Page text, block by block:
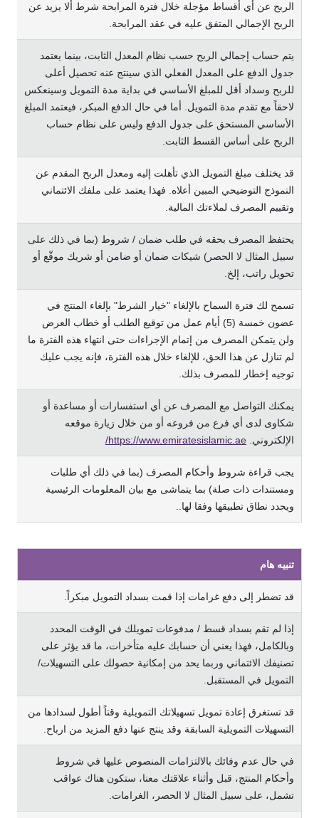
الربح عن أي أقساط مؤجلة خلال فترة المرابحة شرط ألا يزيد عن
الربح الإجمالي المتفق عليه في عقد المرابحة.
يتم حساب إجمالي الربح حسب نظام المعدل الثابت، بينما يعتمد
جدول الدفع على المعدل الفعلي الذي سينتج عنه تحصيل أعلى
للربح وسداد أقل للمبلغ الأساسي في بداية مدة التمويل وسينعكس
لاحقاً مع تقدم مدة التمويل. أما في حال الدفع المبكر، فيعتمد المبلغ
الأساسي المستحق على جدول الدفع وليس على نظام حساب
الربح على أساس القسط الثابت.
قد يختلف مبلغ التمويل الذي تأهلت إليه ومعدل الربح المقدم عن
النموذج التوضيحي المبين أعلاه. فهذا يعتمد على ملفك الائتماني
وتقييم المصرف لملاءتك المالية.
يحتفظ المصرف بحقه في طلب ضمان / شروط (بما في ذلك على
سبيل المثال لا الحصر) شيكات ضمان أو ضامن أو شريك موقّع أو
تحويل راتب، إلخ.
تسمح لك فترة السماح بالإلغاء "خيار الشرط" بإلغاء المنتج في
عضون خمسة (5) أيام عمل من توقيع الطلب أو خطاب العرض
ولن يتمكن المصرف من إتمام الإجراءات حتى انتهاء هذه الفترة ما
لم تنازل عن هذا الحق، للإلغاء خلال هذه الفترة، فإنه يجب عليك
توجيه إخطار للمصرف بذلك.
يمكنك التواصل مع المصرف عن أي استفسارات أو مساعدة أو
شكاوى لدى أي فرع من فروعه أو من خلال زيارة موقعه
الإلكتروني. https://www.emiratesislamic.ae/
يجب قراءة شروط وأحكام المصرف (بما في ذلك أي طلبات
ومستندات ذات صلة) بما يتماشى مع بيان المعلومات الرئيسية
ويحدد نطاق تطبيقها وفقا لها..
تنبيه هام
ﻗﺪ ﺗﻀﻄﺮ إﻟﻰ دﻓﻊ ﻏﺮاﻣﺎت إذا ﻗﻤﺖ ﺑﺴﺪاد اﻟﺘﻤﻮﻳﻞ ﻣﺒﻜﺮاً.
إذا ﻟﻢ ﺗﻘﻢ ﺑﺴﺪاد ﻗﺴﻂ / ﻣﺪﻓﻮﻋﺎت ﺗﻤﻮﻳﻠﻚ ﻓﻲ اﻟﻮﻗﺖ اﻟﻤﺤﺪد
وﺑﺎﻟﻜﺎﻣﻞ، ﻓﻬﺬا ﻳﻌﻨﻲ أن ﺣﺴﺎﺑﻚ ﻋﻠﻴﻪ ﻣﺘﺄﺧﺮات، ﻣﺎ ﻗﺪ ﻳﺆﺛﺮ ﻋﻠﻰ
ﺗﺼﻨﻴﻔﻚ اﻻﺋﺘﻤﺎﻧﻲ ورﺑﻤﺎ ﻳﺤﺪ ﻣﻦ إﻣﻜﺎﻧﻴﺔ ﺣﺼﻮﻟﻚ ﻋﻠﻰ اﻟﺘﺴﻬﻴﻼت/
اﻟﺘﻤﻮﻳﻞ ﻓﻲ اﻟﻤﺴﺘﻘﺒﻞ.
ﻗﺪ ﺗﺴﺘﻐﺮق إﻋﺎدة ﺗﻤﻮﻳﻞ ﺗﺴﻬﻴﻼﺗﻚ اﻟﺘﻤﻮﻳﻠﻴﺔ وﻗﺘﺎً أﻃﻮل ﻟﺴﺪادﻫﺎ ﻣﻦ
اﻟﺘﺴﻬﻴﻼت اﻟﺘﻤﻮﻳﻠﻴﺔ اﻟﺴﺎﺑﻘﺔ وﻗﺪ ﻳﻨﺘﺞ ﻋﻨﻬﺎ دﻓﻊ اﻟﻤﺰﻳﺪ ﻣﻦ ارﺑﺎح.
ﻓﻲ ﺣﺎل ﻋﺪم وﻓﺎﺋﻚ ﺑﺎﻻﻟﺘﺰاﻣﺎت اﻟﻤﻨﺼﻮص ﻋﻠﻴﻬﺎ ﻓﻲ ﺷﺮوط
وأﺣﻜﺎم اﻟﻤﻨﺘﺞ، ﻗﺒﻞ وأﺛﻨﺎء ﻋﻼﻗﺘﻚ ﻣﻌﻨﺎ، ﺳﺘﻜﻮن ﻫﻨﺎك ﻋﻮاﻗﺐ
ﺗﺸﻤﻞ، ﻋﻠﻰ ﺳﺒﻴﻞ اﻟﻤﺜﺎل ﻻ اﻟﺤﺼﺮ، اﻟﻐﺮاﻣﺎت.